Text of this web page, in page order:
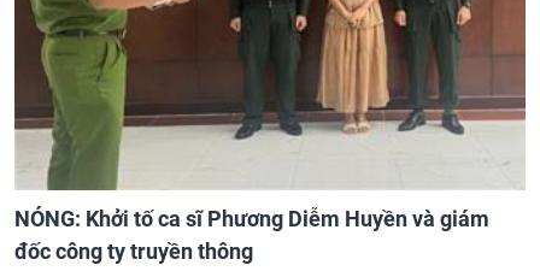
NÓNG: Khởi tố ca sĩ Phương Diễm Huyền và giám
đốc công ty truyền thông